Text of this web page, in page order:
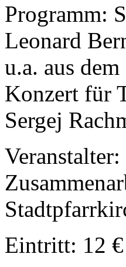
Programm:
Leonard
u.a. aus
Konzert für
Sergej
Eintritt: 12